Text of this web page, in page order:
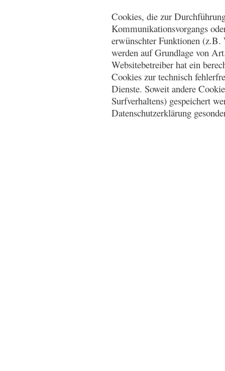
Cookies, die zur
Kommunikationsvorgangs
erwünschter Funktionen
werden auf Grundlage von
Websitebetreiber hat ein
Cookies zur technisch
Dienste. Soweit andere
Surfverhaltens) gespeichert
Datenschutzerklärung